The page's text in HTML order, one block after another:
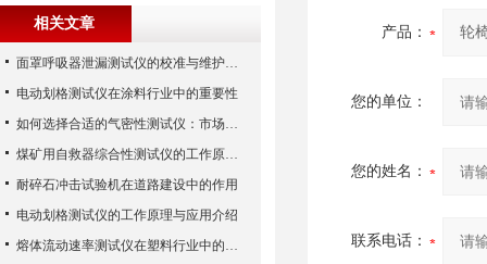
产品：
您的单位：
您的姓名：
联系电话：
相关文章
面罩呼吸器泄漏测试仪的校准与维护技巧
电动划格测试仪在涂料行业中的重要性
如何选择合适的气密性测试仪：市场指南
煤矿用自救器综合性测试仪的工作原理与功能解析
耐碎石冲击试验机在道路建设中的作用
电动划格测试仪的工作原理与应用介绍
熔体流动速率测试仪在塑料行业中的应用